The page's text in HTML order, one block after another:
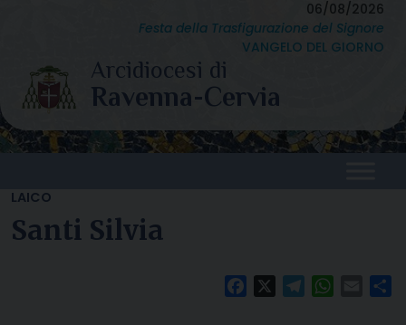
content
06/08/2026
Festa della Trasfigurazione del Signore
VANGELO DEL GIORNO
LAICO
Santi Silvia
FacebookTelegramEmail